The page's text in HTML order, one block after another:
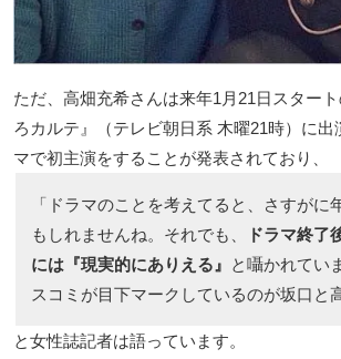
ただ、高畑充希さんは来年1月21日スター
ろカルテ』（テレビ朝日系 木曜21時）に出
マで初主演をすることが発表されており、
「ドラマのことを考えてると、さすがに
もしれませんね。それでも、
ドラマ終了
には『現実的にありえる』 と囁かれてい
スコミが目下マークしているのが坂口と
と女性誌記者は語っています。